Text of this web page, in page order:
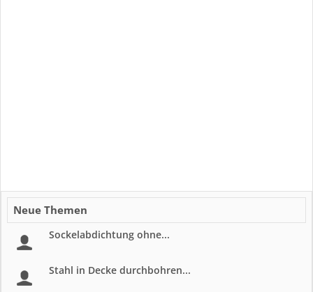
Neue Themen
Sockelabdichtung ohne...
Stahl in Decke durchbohren...